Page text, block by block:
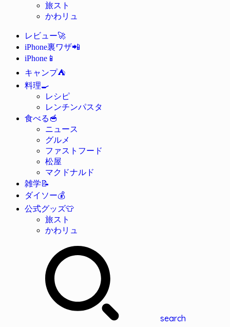
旅スト
かわリュ
レビュー🚀
iPhone裏ワザ📲
iPhone 📱
キャンプ⛺
料理🍳
レシピ
レンチンパスタ
食べる 🥣
ニュース
グルメ
ファストフード
松屋
マクドナルド
雑学📝
ダイソー💰
公式グッズ👕
旅スト
かわリュ
search